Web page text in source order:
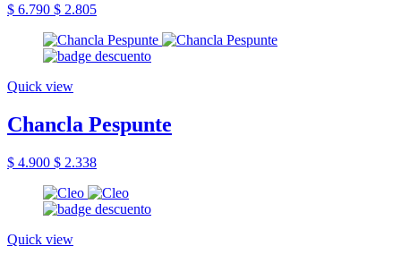
$ 6.790 $ 2.805
Quick view
Chancla Pespunte
$ 4.900 $ 2.338
Quick view